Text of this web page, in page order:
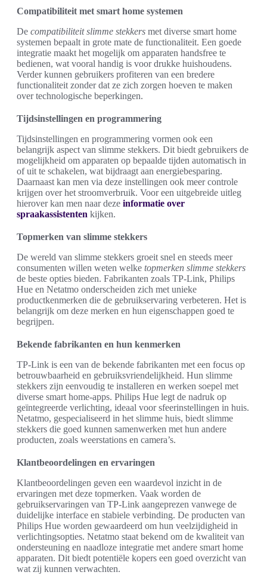
Compatibiliteit met smart home systemen
De compatibiliteit slimme stekkers met diverse smart home
systemen bepaalt in grote mate de functionaliteit. Een goede
integratie maakt het mogelijk om apparaten handsfree te
bedienen, wat vooral handig is voor drukke huishoudens.
Verder kunnen gebruikers profiteren van een bredere
functionaliteit zonder dat ze zich zorgen hoeven te maken
over technologische beperkingen.
Tijdsinstellingen en programmering
Tijdsinstellingen en programmering vormen ook een
belangrijk aspect van slimme stekkers. Dit biedt gebruikers de
mogelijkheid om apparaten op bepaalde tijden automatisch in
of uit te schakelen, wat bijdraagt aan energiebesparing.
Daarnaast kan men via deze instellingen ook meer controle
krijgen over het stroomverbruik. Voor een uitgebreide uitleg
hierover kan men naar deze informatie over
spraakassistenten kijken.
Topmerken van slimme stekkers
De wereld van slimme stekkers groeit snel en steeds meer
consumenten willen weten welke topmerken slimme stekkers
de beste opties bieden. Fabrikanten zoals TP-Link, Philips
Hue en Netatmo onderscheiden zich met unieke
productkenmerken die de gebruikservaring verbeteren. Het is
belangrijk om deze merken en hun eigenschappen goed te
begrijpen.
Bekende fabrikanten en hun kenmerken
TP-Link is een van de bekende fabrikanten met een focus op
betrouwbaarheid en gebruiksvriendelijkheid. Hun slimme
stekkers zijn eenvoudig te installeren en werken soepel met
diverse smart home-apps. Philips Hue legt de nadruk op
geïntegreerde verlichting, ideaal voor sfeerinstellingen in huis.
Netatmo, gespecialiseerd in het slimme huis, biedt slimme
stekkers die goed kunnen samenwerken met hun andere
producten, zoals weerstations en camera’s.
Klantbeoordelingen en ervaringen
Klantbeoordelingen geven een waardevol inzicht in de
ervaringen met deze topmerken. Vaak worden de
gebruikservaringen van TP-Link aangeprezen vanwege de
duidelijke interface en stabiele verbinding. De producten van
Philips Hue worden gewaardeerd om hun veelzijdigheid in
verlichtingsopties. Netatmo staat bekend om de kwaliteit van
ondersteuning en naadloze integratie met andere smart home
apparaten. Dit biedt potentiële kopers een goed overzicht van
wat zij kunnen verwachten.